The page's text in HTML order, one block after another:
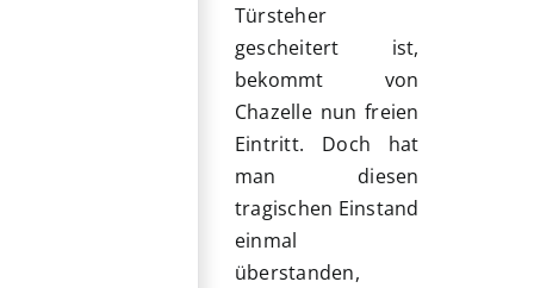
Türsteher
gescheitert ist,
bekommt von
Chazelle nun freien
Eintritt. Doch hat
man diesen
tragischen Einstand
einmal
überstanden,